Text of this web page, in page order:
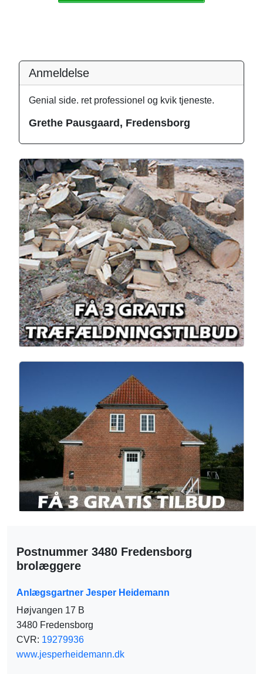
Anmeldelse
Genial side. ret professionel og kvik tjeneste.
Grethe Pausgaard, Fredensborg
Postnummer 3480 Fredensborg
brolæggere
Anlægsgartner Jesper Heidemann
Højvangen 17 B
3480 Fredensborg
CVR: 19279936
www.jesperheidemann.dk